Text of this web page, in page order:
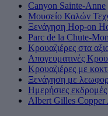
Canyon Sainte-Anne
Μουσείο Καλών
Ξενάγηση Hop-on
Parc de la Chute-
Κρουαζιέρες στα
Απογευματινές
Κρουαζιέρες με
Ξενάγηση με
Ημερήσιες
Albert Gilles